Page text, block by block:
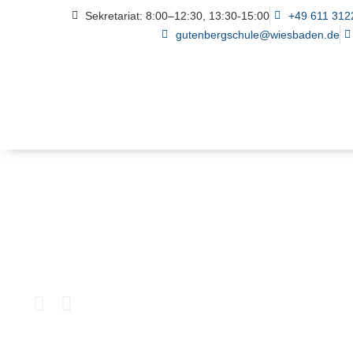
Sekretariat: 8:00–12:30, 13:30-15:00 +49 611
gutenbergschule@wiesbaden.de